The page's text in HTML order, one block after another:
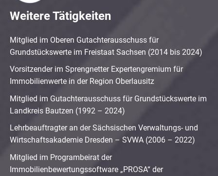
Weitere Tätigkeiten
Mitglied im Oberen Gutachterausschuss für
Grundstückswerte im Freistaat Sachsen (2014 bis 2024)
Vorsitzender im Sprengnetter Expertengremium für
Immobilienwerte in der Region Oberlausitz
Mitglied im Gutachterausschuss für Grundstückswerte im
Landkreis Bautzen (1992 – 2024)
Lehrbeauftragter an der Sächsischen Verwaltungs- und
Wirtschaftsakademie Dresden – SVWA (2006 – 2022)
Mitglied im Programbeirat der
Immobilienbewertungssoftware „PROSA“ der